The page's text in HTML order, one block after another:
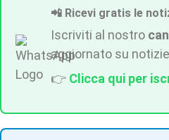
📲 Ricevi gratis le
Iscriviti al nostro
aggiornato su
👉 Clicca qui per